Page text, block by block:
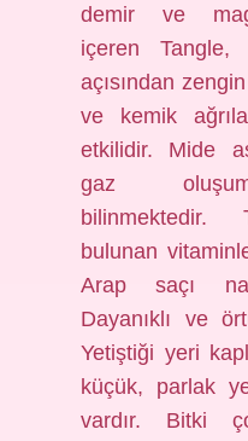
demir ve
içeren
açısından
ve kemik
etkilidir. Mide
gaz
bilinmektedir.
bulunan
Arap saçı
Dayanıklı ve
Yetiştiği yeri
küçük, parlak
vardır. Bitki